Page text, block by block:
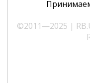
©2011—2025 |